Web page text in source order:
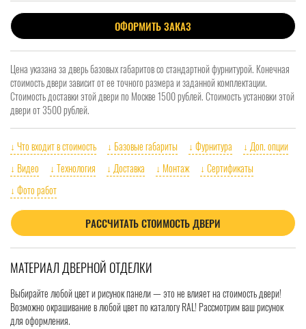
ОФОРМИТЬ ЗАКАЗ
Цена указана за дверь базовых габаритов со стандартной фурнитурой. Конечная
стоимость двери зависит от ее точного размера и заданной комплектации.
Стоимость доставки этой двери по Москве 1500 рублей. Стоимость установки этой
двери от 3500 рублей.
↓ Что входит в стоимость ↓ Базовые габариты ↓ Фурнитура
↓ Доп. опции
↓ Видео
↓ Технология ↓ Доставка ↓ Монтаж
↓ Сертификаты
↓ Фото работ
РАССЧИТАТЬ СТОИМОСТЬ ДВЕРИ
МАТЕРИАЛ ДВЕРНОЙ ОТДЕЛКИ
Выбирайте любой цвет и рисунок панели — это не влияет на стоимость двери!
Возможно окрашивание в любой цвет по каталогу RAL! Рассмотрим ваш рисунок
для оформления.